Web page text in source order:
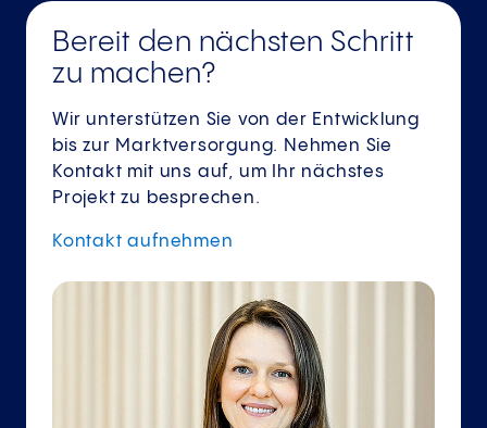
Bereit den nächsten Schritt
zu machen?
Wir unterstützen Sie von der Entwicklung
bis zur Marktversorgung. Nehmen Sie
Kontakt mit uns auf, um Ihr nächstes
Projekt zu besprechen.
Kontaktaufnehmen